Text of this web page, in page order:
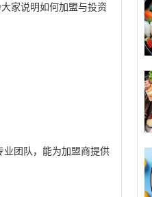
家说明如何加盟与投资
团队，能为加盟商提供